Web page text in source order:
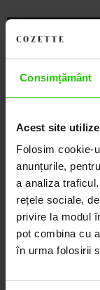
Consimțământ
Acest site
Folosim cookie-
anunțurile,
a analiza
rețele sociale,
privire la modul
pot combina cu
în urma folosirii
Descoperă
LOCUL
DEVINE
COZETTE
elegante și
Ne mândrim
mai sofisticate
prețioase.
Descoperă